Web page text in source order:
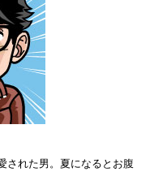
された男。夏になるとお腹